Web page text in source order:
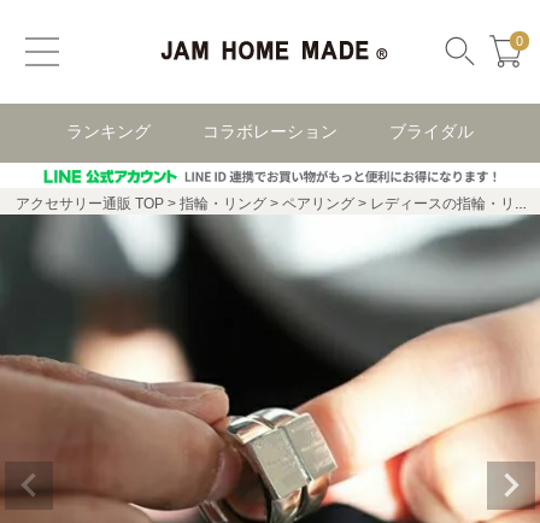
0
ランキング コラボレーション ブライダル
アクセサリー通販 TOP 指輪・リング ペアリング レディースの指輪・リング